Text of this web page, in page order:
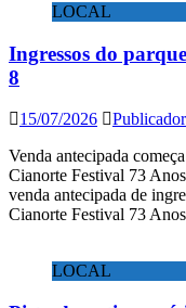
LOCAL
Ingressos do
8
15/07/2026 Publicador
Venda antecipada
Cianorte Festival 73
venda antecipada de
Cianorte Festival 73 Anos
LOCAL